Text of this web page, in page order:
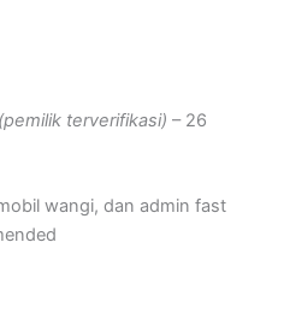
(pemilik terverifikasi) – 26
wangi, dan admin fast